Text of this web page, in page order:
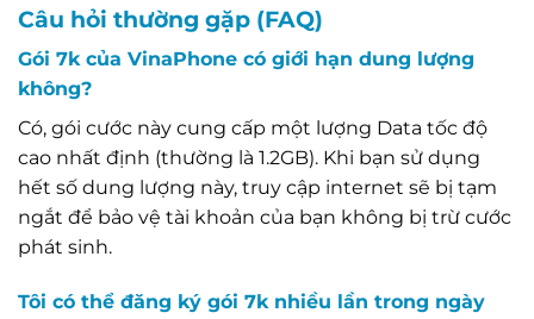
Câu hỏi thường gặp (FAQ)
Gói 7k của VinaPhone có giới hạn dung lượng
không?
Có, gói cước này cung cấp một lượng Data tốc độ
cao nhất định (thường là 1.2GB). Khi bạn sử dụng
hết số dung lượng này, truy cập internet sẽ bị tạm
ngắt để bảo vệ tài khoản của bạn không bị trừ cước
phát sinh.
Tôi có thể đăng ký gói 7k nhiều lần trong ngày